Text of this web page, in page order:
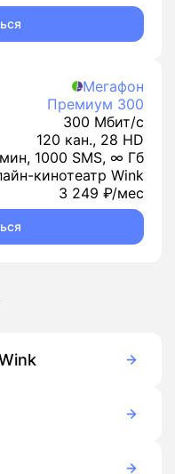
Мегафон
Премиум 300
300 Мбит/с
120 кан., 28 HD
1000 SMS, ∞ Гб
кинотеатр Wink
3 249 ₽/мес